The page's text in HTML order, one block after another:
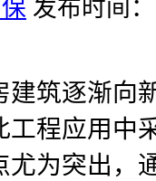
发布时间
筑逐渐向
工程应用中
为突出，